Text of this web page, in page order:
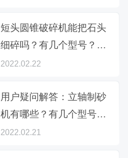
短头圆锥破碎机能把石头
细碎吗？有几个型号？附
参数
2022.02.22
用户疑问解答：立轴制砂
机有哪些？有几个型号？
与锤式制砂机哪个好？
2022.02.21